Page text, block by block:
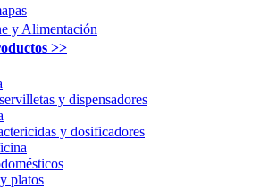
y Alimentación
>>
y dispensadores
y dosificadores
platos